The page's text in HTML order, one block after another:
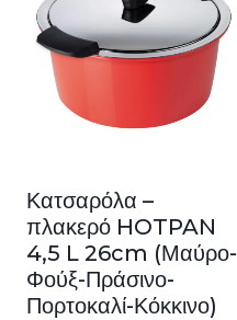
Κατσαρόλα –
πλακερό HOTPAN
4,5 L 26cm (Μαύρο-
Φούξ-Πράσινο-
Πορτοκαλί-Κόκκινο)